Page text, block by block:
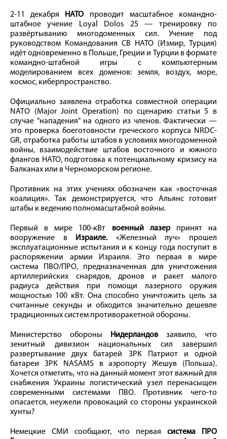
2-11 декабря НАТО проводит масштабное командно-
штабное учение Loyal Dolos 25 — тренировку по
развёртыванию многодоменных сил. Учение под
руководством Командования СВ НАТО (Измир, Турция)
идёт одновременно в Польше, Греции и Турции в формате
командно-штабной игры с компьютерным
моделированием всех доменов: земля, воздух, море,
космос, киберпространство.
Официально заявлена отработка совместной операции
NATO (Major Joint Operation) по сценарию статьи 5 в
случае "нападения" на одного из членов. Фактически —
это проверка боеготовности греческого корпуса NRDC-
GR, отработка работы штабов в условиях многодоменной
войны, взаимодействие штабов восточного и южного
флангов НАТО, подготовка к потенциальному кризису на
Балканах или в Черноморском регионе.
Противник на этих учениях обозначен как «восточная
коалиция». Так демонстрируется, что Альянс готовит
штабы к ведению полномасштабной войны.
Первый в мире 100-кВт военный лазерпринят на
вооружение в
Израиле. «Железный луч» прошел
эксплуатационные испытания и к концу года поступит в
распоряжении армии Израиля. Это первая в мире
система ПВО/ПРО, предназначенная для уничтожения
артиллерийских снарядов, дронов и ракет малого
радиуса действия при помощи лазерного оружия
мощностью 100 кВт. Она способно уничтожить цель за
считанные секунды и обходится значительно дешевле
традиционных систем противоракетной обороны.
Министерство обороны Нидерландов заявило, что
зенитный дивизион национальных сил завершил
развертывание двух батарей ЗРК Патриот и одной
батареи ЗРК NASAMS в аэропорту Жешув (Польша).
Хочется отметить, что на данный момент этот важный для
снабжения Украины логистический узел перенасыщен
современными системами ПВО. Противник чего-то
опасается, неужели провокаций со стороны украинской
хунты?
Немецкие СМИ сообщают, что первая система ПРО